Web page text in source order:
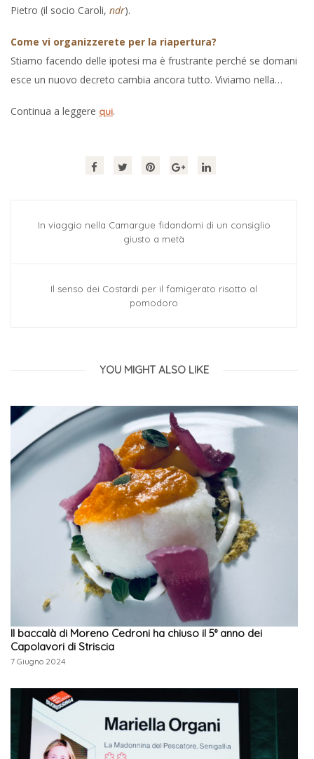
Pietro (il socio Caroli, ndr).
Come vi organizzerete per la riapertura?
Stiamo facendo delle ipotesi ma è frustrante perché se domani
esce un nuovo decreto cambia ancora tutto. Viviamo nella…
Continua a leggere qui.
In viaggio nella Camargue fidandomi di un consiglio
giusto a metà
Il senso dei Costardi per il famigerato risotto al
pomodoro
YOU MIGHT ALSO LIKE
Il baccalà di Moreno Cedroni ha chiuso il 5° anno dei
Capolavori di Striscia
7 Giugno 2024